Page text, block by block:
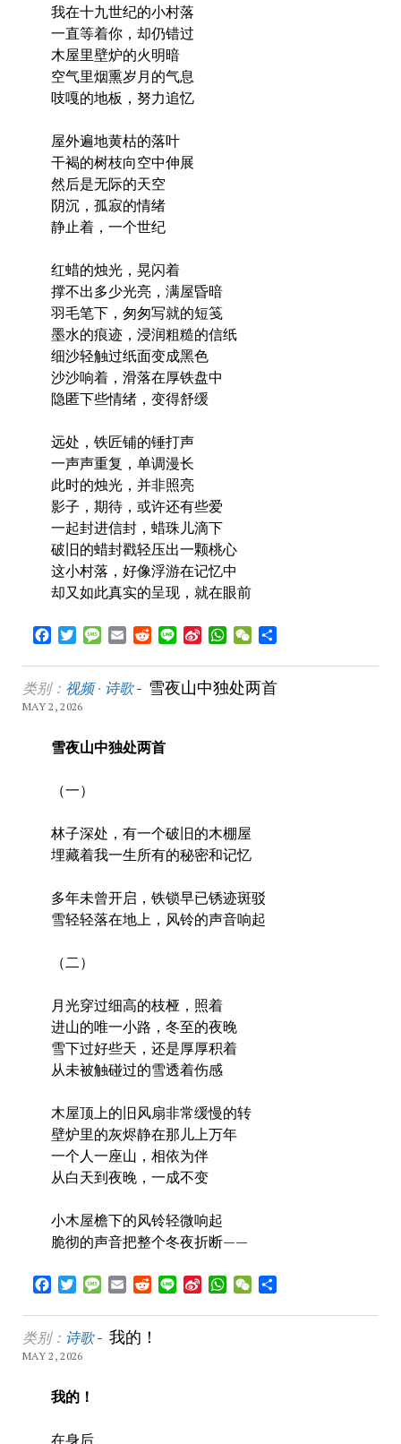
我在十九世纪的小村落
一直等着你，却仍错过
木屋里壁炉的火明暗
空气里烟熏岁月的气息
吱嘎的地板，努力追忆
屋外遍地黄枯的落叶
干褐的树枝向空中伸展
然后是无际的天空
阴沉，孤寂的情绪
静止着，一个世纪
红蜡的烛光，晃闪着
撑不出多少光亮，满屋昏暗
羽毛笔下，匆匆写就的短笺
墨水的痕迹，浸润粗糙的信纸
细沙轻触过纸面变成黑色
沙沙响着，滑落在厚铁盘中
隐匿下些情绪，变得舒缓
远处，铁匠铺的锤打声
一声声重复，单调漫长
此时的烛光，并非照亮
影子，期待，或许还有些爱
一起封进信封，蜡珠儿滴下
破旧的蜡封戳轻压出一颗桃心
这小村落，好像浮游在记忆中
却又如此真实的呈现，就在眼前
Facebook
TwitterMessageEmailRedditLine Sina WhatsApp
WeChat
类别： 视频· 诗歌- 雪夜山中独处两首
MAY 2, 2026
雪夜山中独处两首
（一）
林子深处，有一个破旧的木棚屋
埋藏着我一生所有的秘密和记忆
多年未曾开启，铁锁早已锈迹斑驳
雪轻轻落在地上，风铃的声音响起
（二）
月光穿过细高的枝桠，照着
进山的唯一小路，冬至的夜晚
雪下过好些天，还是厚厚积着
从未被触碰过的雪透着伤感
木屋顶上的旧风扇非常缓慢的转
壁炉里的灰烬静在那儿上万年
一个人一座山，相依为伴
从白天到夜晚，一成不变
小木屋檐下的风铃轻微响起
脆彻的声音把整个冬夜折断——
Facebook
TwitterMessageEmailRedditLine Sina WhatsApp
WeChat
类别： 诗歌- 我的！
MAY 2, 2026
我的！
在身后